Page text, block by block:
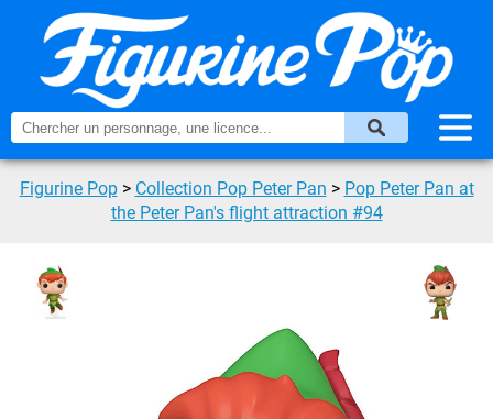
Figurine Pop > Collection Pop Peter Pan > Pop Peter Pan at
the Peter Pan's flight attraction #94